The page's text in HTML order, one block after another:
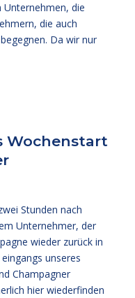
Unternehmen, die
die auch
Da wir nur
Wochenstart
Stunden nach
Unternehmer, der
wieder zurück in
unseres
Champagner
hier wiederfinden